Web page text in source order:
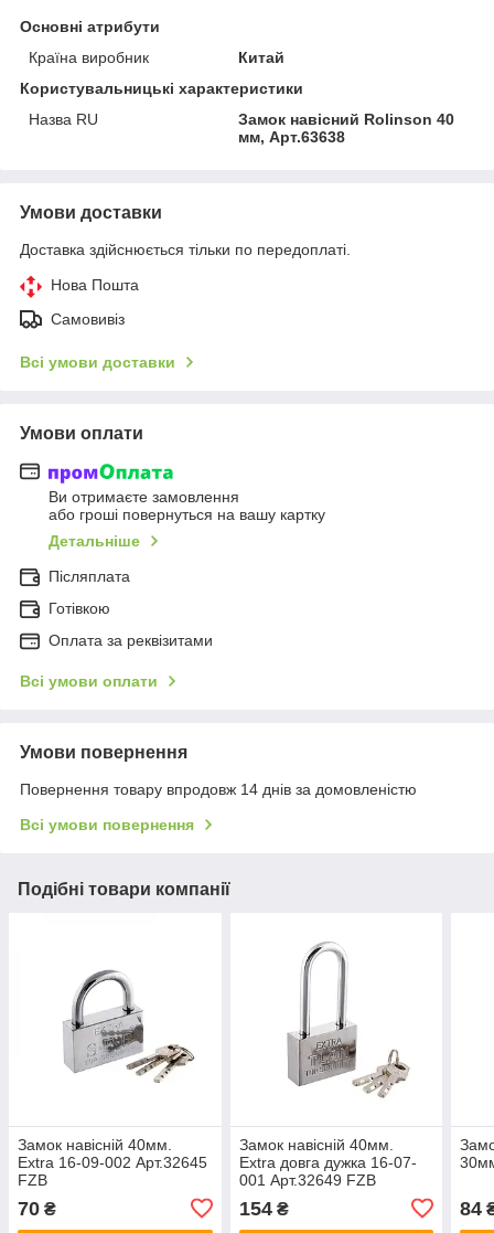
Основні атрибути
Країна виробник
Китай
Користувальницькі характеристики
Назва RU
Замок навісний Rolinson 40
мм, Арт.63638
Умови доставки
Доставка здійснюється тільки по передоплаті.
Нова Пошта
Самовивіз
Всі умови доставки
Умови оплати
Ви отримаєте замовлення
або гроші повернуться на вашу картку
Детальніше
Післяплата
Готівкою
Оплата за реквізитами
Всі умови оплати
Умови повернення
Повернення товару впродовж 14 днів за домовленістю
Всі умови повернення
Подібні товари компанії
Замок навісній 40мм.
Extra 16-09-002 Арт.32645
FZB
70 ₴
Замок навісній 40мм.
Extra довга дужка 16-07-
001 Арт.32649 FZB
154₴ 84